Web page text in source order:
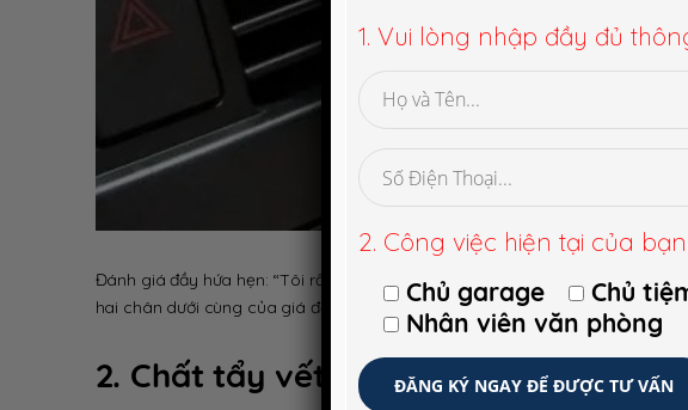
Đánh giá đầy hứa hẹn: “Tôi rất vui khi nói rằng nó giữ iPhone 6s bên trong
hai chân dưới cùng của giá đỡ này. Hãy bóp thật mạnh hai cạnh để đảm
2. Chất tẩy vết bẩn phụ kiện ô tô
1. Vui lòng nhập đầy đủ
2. Công việc hiện tại của
Chủ garage
Chủ
Nhân viên văn phòng